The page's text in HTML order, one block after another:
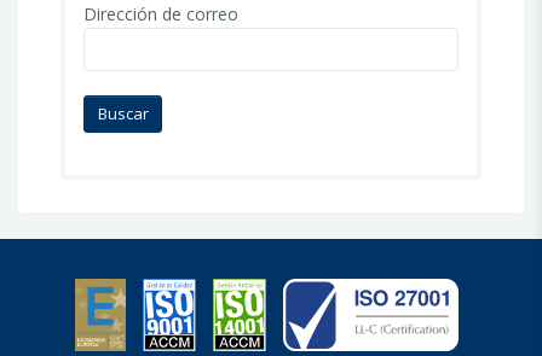
Dirección de correo